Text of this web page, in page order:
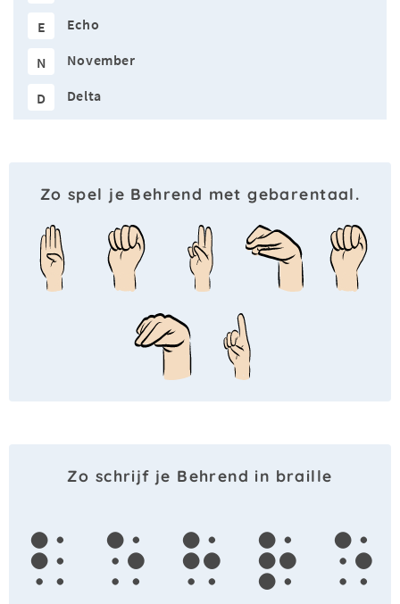
E
Echo
N November
D Delta
Zo spel je Behrend met gebarentaal.
Zo schrijf je Behrend in braille
b e h r e